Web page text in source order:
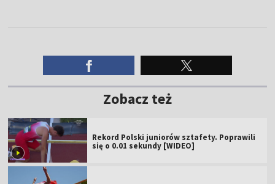
Zobacz też
Rekord Polski juniorów sztafety. Poprawili
się o 0.01 sekundy [WIDEO]